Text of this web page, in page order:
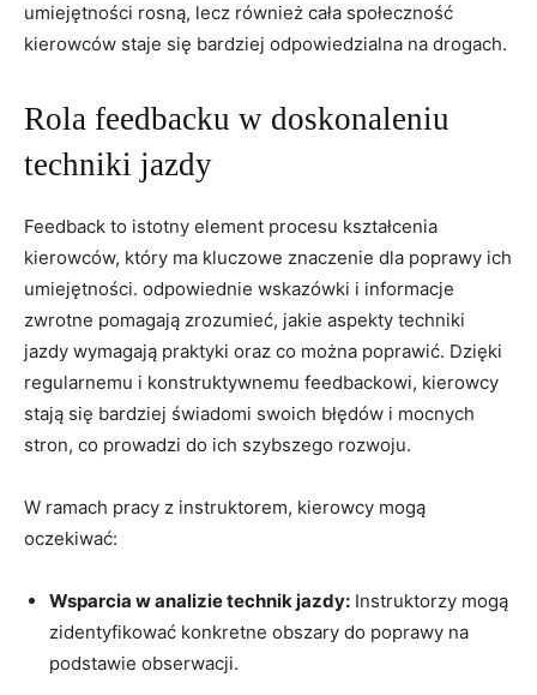
umiejętności rosną, lecz również⁤ cała społeczność
‌kierowców staje ⁤się bardziej odpowiedzialna ‍na drogach.
Rola feedbacku w doskonaleniu
techniki jazdy
Feedback to istotny element ⁢procesu⁣ kształcenia⁢
kierowców, ⁢który ma kluczowe⁤ znaczenie dla⁤ poprawy​ ich
umiejętności.​ odpowiednie wskazówki i informacje
zwrotne⁤ pomagają zrozumieć, jakie aspekty ‍techniki
jazdy wymagają praktyki ⁤oraz co można poprawić. Dzięki
regularnemu i konstruktywnemu feedbackowi, kierowcy
stają się bardziej świadomi swoich ‍błędów i mocnych
stron, co prowadzi⁣ do ⁤ich szybszego rozwoju.
W ramach pracy z instruktorem, kierowcy mogą
⁣oczekiwać:
Wsparcia w analizie technik⁣ jazdy: Instruktorzy mogą
zidentyfikować ​konkretne obszary do‍ poprawy na​
podstawie obserwacji.